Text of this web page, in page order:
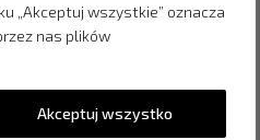
„Akceptuj wszystkie” oznacza
nas plików
Akceptuj wszystko
kategorii